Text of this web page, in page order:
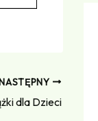
dla Dzieci